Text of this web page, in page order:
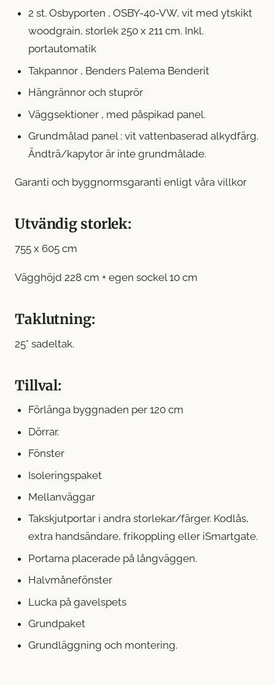
2 st. Osbyporten , OSBY-40-VW, vit med ytskikt
woodgrain, storlek 250 x 211 cm. Inkl.
portautomatik
Takpannor , Benders Palema Benderit
Hängrännor och stuprör
Väggsektioner , med påspikad panel.
Grundmålad panel : vit vattenbaserad alkydfärg.
Ändträ/kapytor är inte grundmålade.
Garanti och byggnormsgaranti enligt våra villkor
Utvändig storlek:
755 x 605 cm
Vägghöjd 228 cm + egen sockel 10 cm
Taklutning:
25° sadeltak.
Tillval:
Förlänga byggnaden per 120 cm
Dörrar.
Fönster
Isoleringspaket
Mellanväggar
Takskjutportar i andra storlekar/färger. Kodlås,
extra handsändare, frikoppling eller iSmartgate.
Portarna placerade på långväggen.
Halvmånefönster
Lucka på gavelspets
Grundpaket
Grundläggning och montering.